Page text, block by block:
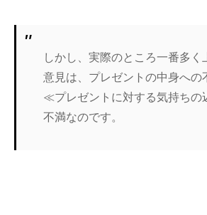
しかし、実際のところ一番多く
意見は、プレゼントの中身への
≪プレゼントに対する気持ち
不満なのです。